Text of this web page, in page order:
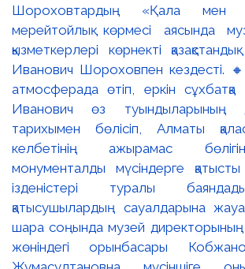
Шороховтардың «Қала мен
мерейтойлық көрмесі аясында
қызметкерлері көрнекті
Иванович Шороховпен кездесті.
атмосферада өтіп, еркін
Иванович өз туындыларының
тарихымен бөлісіп, Алматы
келбетінің ажырамас
монументалды мүсіндерге
ізденістері туралы
қатысушылардың сауалдарына
шара соңында музей
жөніндегі орынбасары